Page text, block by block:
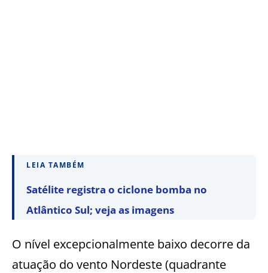
LEIA TAMBÉM
Satélite registra o ciclone bomba no
Atlântico Sul; veja as imagens
O nível excepcionalmente baixo decorre da
atuação do vento Nordeste (quadrante